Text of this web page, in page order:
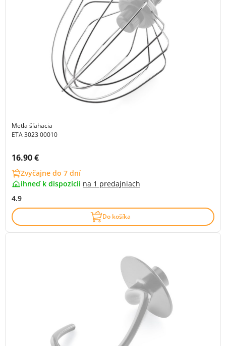
Metla šľahacia
ETA 3023 00010
Cena s DPH:
16.90 €
Zvyčajne do 7 dní
ihneď k dispozícii na 1 predajniach
4.9
Do košíka